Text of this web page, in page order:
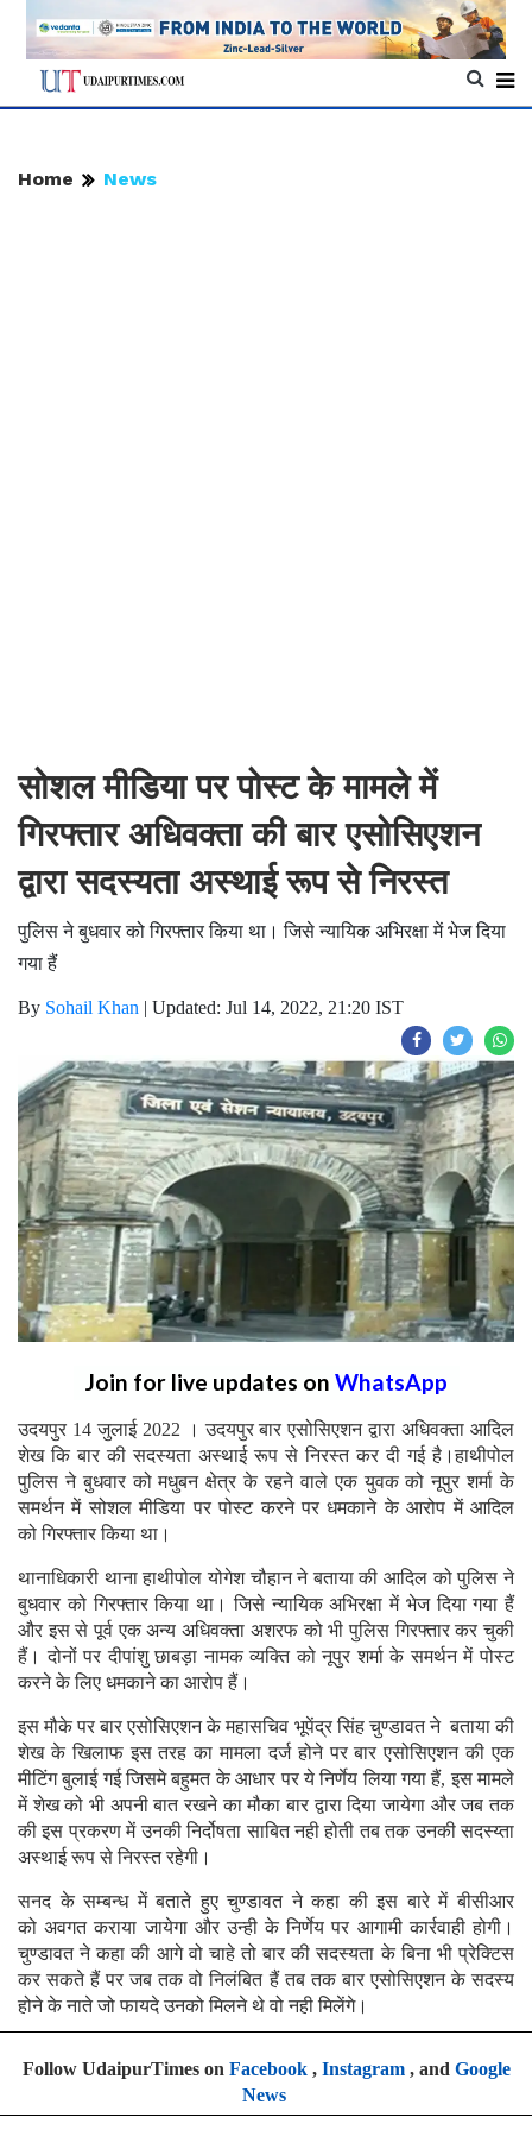
Home News
सोशल मीडिया पर पोस्ट के मामले में
गिरफ्तार अधिवक्ता की बार एसोसिएशन
द्वारा सदस्यता अस्थाई रूप से निरस्त
पुलिस ने बुधवार को गिरफ्तार किया था। जिसे न्यायिक अभिरक्षा में भेज दिया
गया हैं
By Sohail Khan | Updated: Jul 14, 2022, 21:20 IST
Join for live updates on WhatsApp
उदयपुर 14 जुलाई 2022 । उदयपुर बार एसोसिएशन द्वारा अधिवक्ता आदिल
शेख कि बार की सदस्यता अस्थाई रूप से निरस्त कर दी गई है।हाथीपोल
पुलिस ने बुधवार को मधुबन क्षेत्र के रहने वाले एक युवक को नूपुर शर्मा के
समर्थन में सोशल मीडिया पर पोस्ट करने पर धमकाने के आरोप में आदिल
को गिरफ्तार किया था।
थानाधिकारी थाना हाथीपोल योगेश चौहान ने बताया की आदिल को पुलिस ने
बुधवार को गिरफ्तार किया था। जिसे न्यायिक अभिरक्षा में भेज दिया गया हैं
और इस से पूर्व एक अन्य अधिवक्ता अशरफ को भी पुलिस गिरफ्तार कर चुकी
हैं। दोनों पर दीपांशु छाबड़ा नामक व्यक्ति को नूपुर शर्मा के समर्थन में पोस्ट
करने के लिए धमकाने का आरोप हैं।
इस मौके पर बार एसोसिएशन के महासचिव भूपेंद्र सिंह चुण्डावत ने बताया की
शेख के खिलाफ इस तरह का मामला दर्ज होने पर बार एसोसिएशन की एक
मीटिंग बुलाई गई जिसमे बहुमत के आधार पर ये निर्णेय लिया गया हैं, इस मामले
में शेख को भी अपनी बात रखने का मौका बार द्वारा दिया जायेगा और जब तक
की इस प्रकरण में उनकी निर्दोषता साबित नही होती तब तक उनकी सदस्य्ता
अस्थाई रूप से निरस्त रहेगी।
सनद के सम्बन्ध में बताते हुए चुण्डावत ने कहा की इस बारे में बीसीआर
को अवगत कराया जायेगा और उन्ही के निर्णेय पर आगामी कार्रवाही होगी।
चुण्डावत ने कहा की आगे वो चाहे तो बार की सदस्यता के बिना भी प्रेक्टिस
कर सकते हैं पर जब तक वो निलंबित हैं तब तक बार एसोसिएशन के सदस्य
होने के नाते जो फायदे उनको मिलने थे वो नही मिलेंगे।
Follow UdaipurTimes on Facebook, Instagram, and Google
News